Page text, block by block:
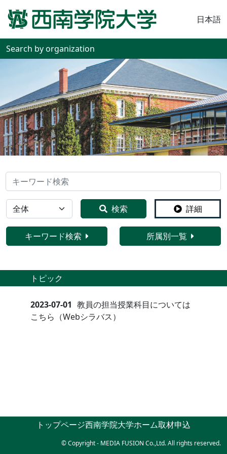
日本語
Search by organization
検索
全体 検索 詳細
キーワード検索 所属別一覧
トピック
2023-07-01 教員の担当授業科目については
こちら（Webシラバス）
トップページ西南学院大学ホーム取材申込
© Copyright - MEDIA FUSION Co.,Ltd. All rights reserved.